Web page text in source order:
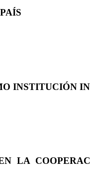
INSTITUCIÓN
LA